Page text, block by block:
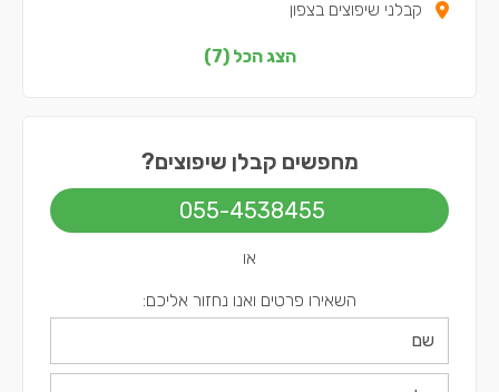
קבלני שיפוצים בצפון
קבלני שיפוצים בדרום
קבלני שיפוצים בשפלה
קבלני שיפוצים בתל אביב
הצג הכל (7)
מחפשים קבלן שיפוצים?
055-4538455
או
השאירו פרטים ואנו נחזור אליכם: